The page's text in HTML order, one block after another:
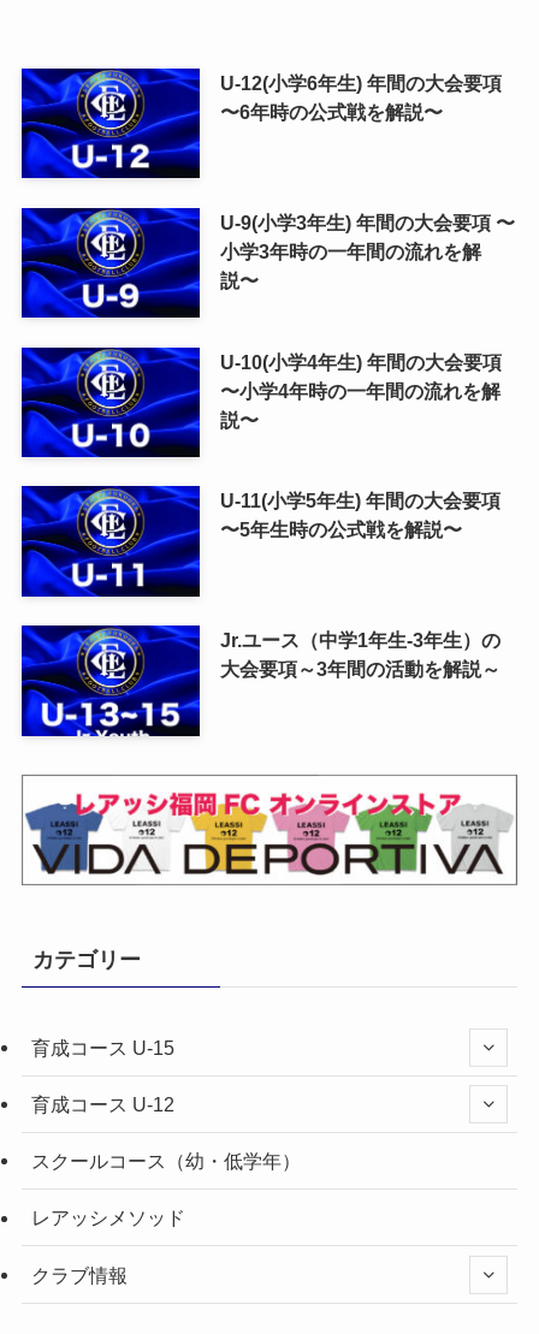
U-12(小学6年生) 年間の大会要項
〜6年時の公式戦を解説〜
U-9(小学3年生) 年間の大会要項 〜
小学3年時の一年間の流れを解
説〜
U-10(小学4年生) 年間の大会要項
〜小学4年時の一年間の流れを解
説〜
U-11(小学5年生) 年間の大会要項
〜5年生時の公式戦を解説〜
Jr.ユース（中学1年生-3年生）の
大会要項～3年間の活動を解説～
カテゴリー
育成コース U-15
育成コース U-12
スクールコース（幼・低学年）
レアッシメソッド
クラブ情報